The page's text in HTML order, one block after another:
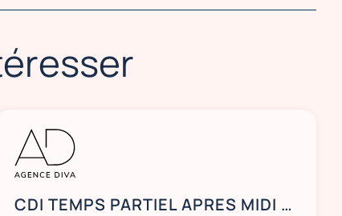
CDI TEMPS PARTIEL APRES MIDI - Hôte(sse) d’accueil standardiste -Cabinet d'avocats international 75008 Paris